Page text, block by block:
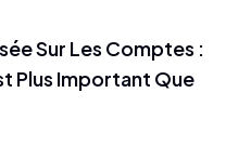
Sur Les Comptes :
Plus Important Que